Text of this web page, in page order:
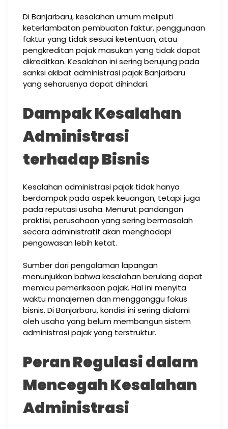
Di Banjarbaru, kesalahan umum meliputi
keterlambatan pembuatan faktur, penggunaan
faktur yang tidak sesuai ketentuan, atau
pengkreditan pajak masukan yang tidak dapat
dikreditkan. Kesalahan ini sering berujung pada
sanksi akibat administrasi pajak Banjarbaru
yang seharusnya dapat dihindari.
Dampak Kesalahan
Administrasi
terhadap Bisnis
Kesalahan administrasi pajak tidak hanya
berdampak pada aspek keuangan, tetapi juga
pada reputasi usaha. Menurut pandangan
praktisi, perusahaan yang sering bermasalah
secara administratif akan menghadapi
pengawasan lebih ketat.
Sumber dari pengalaman lapangan
menunjukkan bahwa kesalahan berulang dapat
memicu pemeriksaan pajak. Hal ini menyita
waktu manajemen dan mengganggu fokus
bisnis. Di Banjarbaru, kondisi ini sering dialami
oleh usaha yang belum membangun sistem
administrasi pajak yang terstruktur.
Peran Regulasi dalam
Mencegah Kesalahan
Administrasi